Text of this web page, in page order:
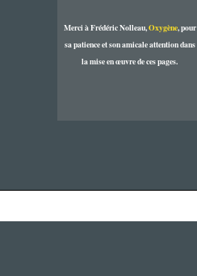
Merci à Frédéric Nolleau,Oxygène, pour
sa patience et son amicale attention dans
la mise en œuvre de ces pages.